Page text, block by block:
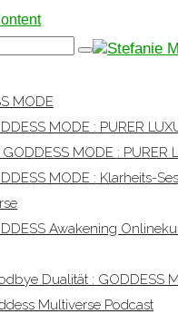
MODE
MODE : PURER
GODDESS MODE : PURER
MODE : Klarheits-
Awakening
Dualität : GODDESS
Multiverse Podcast